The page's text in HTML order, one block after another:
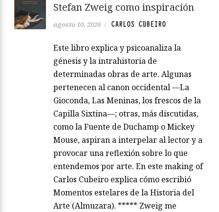
Stefan Zweig como inspiración
agosto 10, 2026 / CARLOS CUBEIRO
Este libro explica y psicoanaliza la
génesis y la intrahistoria de
determinadas obras de arte. Algunas
pertenecen al canon occidental —La
Gioconda, Las Meninas, los frescos de la
Capilla Sixtina—; otras, más discutidas,
como la Fuente de Duchamp o Mickey
Mouse, aspiran a interpelar al lector y a
provocar una reflexión sobre lo que
entendemos por arte. En este making of
Carlos Cubeiro explica cómo escribió
Momentos estelares de la Historia del
Arte (Almuzara). ***** Zweig me